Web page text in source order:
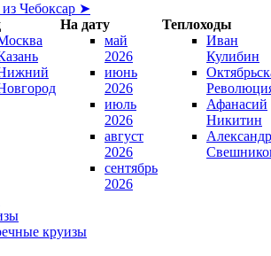
Чебоксар ➤
На дату
Теплоходы
май
2026
июнь
2026
июль
2026
август
2026
сентябрь
2026
Иван
Кулибин
Афанасий
Никитин
Александр
круизы